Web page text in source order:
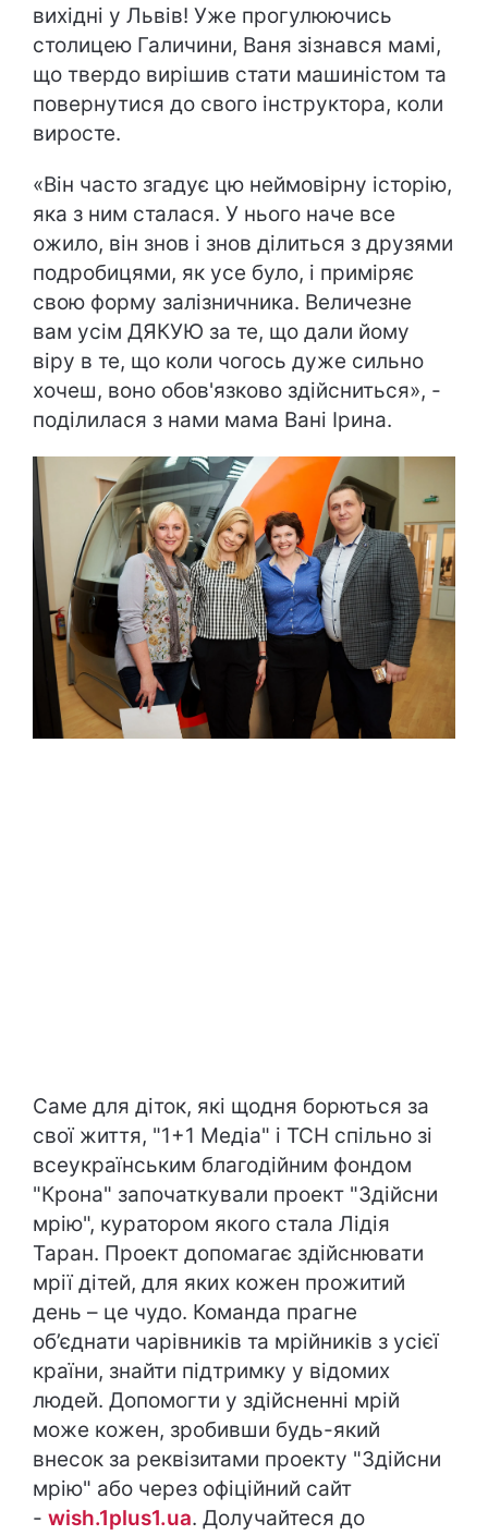
вихідні у Львів! Уже прогулюючись
столицею Галичини, Ваня зізнався мамі,
що твердо вирішив стати машиністом та
повернутися до свого інструктора, коли
виросте.
«Він часто згадує цю неймовірну історію,
яка з ним сталася. У нього наче все
ожило, він знов і знов ділиться з друзями
подробицями, як усе було, і приміряє
свою форму залізничника. Величезне
вам усім ДЯКУЮ за те, що дали йому
віру в те, що коли чогось дуже сильно
хочеш, воно обов'язково здійсниться», -
поділилася з нами мама Вані Ірина.
Саме для діток, які щодня борються за
свої життя, "1+1 Медіа" і ТСН спільно зі
всеукраїнським благодійним фондом
"Крона" започаткували проект "Здійсни
мрію", куратором якого стала Лідія
Таран. Проект допомагає здійснювати
мрії дітей, для яких кожен прожитий
день – це чудо. Команда прагне
об’єднати чарівників та мрійників з усієї
країни, знайти підтримку у відомих
людей. Допомогти у здійсненні мрій
може кожен, зробивши будь-який
внесок за реквізитами проекту "Здійсни
мрію" або через офіційний сайт
- wish.1plus1.ua. Долучайтеся до